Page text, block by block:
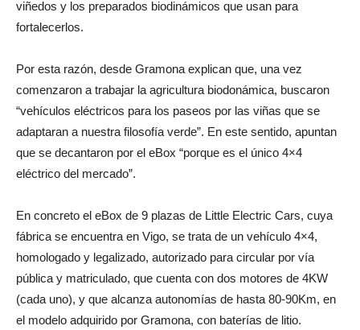
viñedos y los preparados biodinámicos que usan para
fortalecerlos.
Por esta razón, desde Gramona explican que, una vez
comenzaron a trabajar la agricultura biodonámica, buscaron
“vehículos eléctricos para los paseos por las viñas que se
adaptaran a nuestra filosofía verde”. En este sentido, apuntan
que se decantaron por el eBox “porque es el único 4×4
eléctrico del mercado”.
En concreto el eBox de 9 plazas de Little Electric Cars, cuya
fábrica se encuentra en Vigo, se trata de un vehículo 4×4,
homologado y legalizado, autorizado para circular por vía
pública y matriculado, que cuenta con dos motores de 4KW
(cada uno), y que alcanza autonomías de hasta 80-90Km, en
el modelo adquirido por Gramona, con baterías de litio.